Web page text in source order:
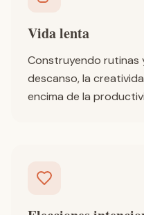
Vida lenta
Construyendo rutinas
descanso, la
encima de la